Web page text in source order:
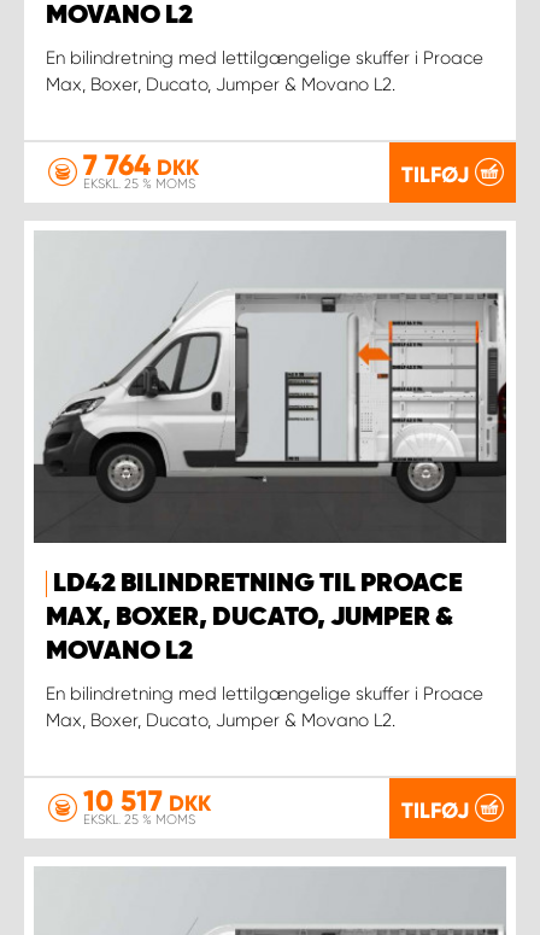
MOVANO L2
En bilindretning med lettilgængelige skuffer i Proace
Max, Boxer, Ducato, Jumper & Movano L2.
7 764 DKK
EKSKL. 25 % MOMS TILFØJ
LD42 BILINDRETNING TIL PROACE
MAX, BOXER, DUCATO, JUMPER &
MOVANO L2
En bilindretning med lettilgængelige skuffer i Proace
Max, Boxer, Ducato, Jumper & Movano L2.
10 517 DKK
EKSKL. 25 % MOMS TILFØJ